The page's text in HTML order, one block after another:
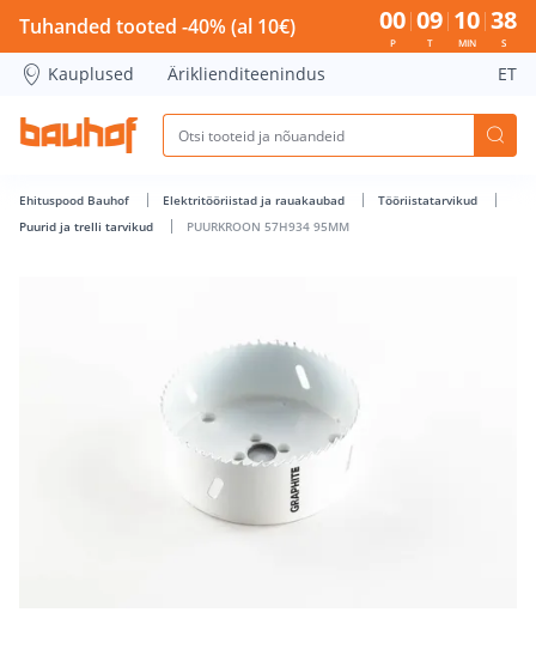
PUURKROON 57H934 95MM - Bauhof has loaded
Tuhanded tooted -40% (al 10€) 00
P
09
T
10
MIN
37
S
Kauplused Äriklienditeenindus ET
Ehituspood Bauhof Elektritööriistad ja rauakaubad
Tööriistatarvikud
Puurid ja trelli tarvikud
PUURKROON 57H934 95MM